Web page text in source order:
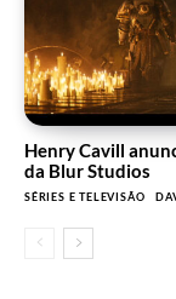
Henry Cavill
da Blur Studios
SÉRIES E TELEVISÃO